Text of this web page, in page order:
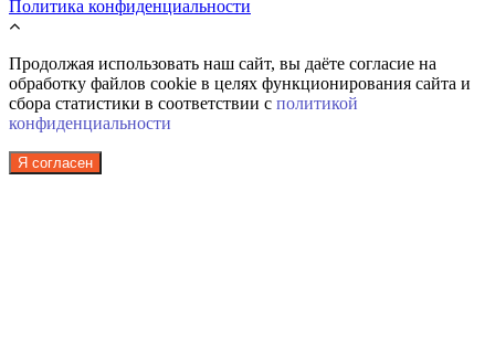
Политика конфиденциальности
Продолжая использовать наш сайт, вы даёте согласие на
обработку файлов cookie в целях функционирования сайта и
сбора статистики в соответствии с политикой
конфиденциальности
Я согласен